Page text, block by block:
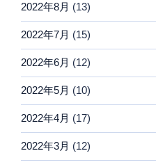
2022年8月 (13)
2022年7月 (15)
2022年6月 (12)
2022年5月 (10)
2022年4月 (17)
2022年3月 (12)